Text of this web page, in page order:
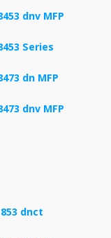
dnv MFP
Series
dn MFP
dnv MFP
dnct